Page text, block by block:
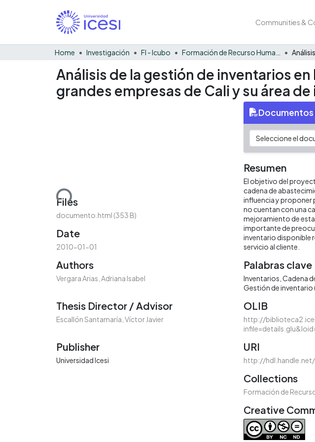
Communities &
Home Investigación FI - Icubo
Análisis de la gestión de inventarios
grandes empresas de Cali y su área
Loading...
Files
documento.html (353 B)
Date
2010-01-01
Authors
Vergara Arias, Adriana Isabel
Thesis Director / Advisor
Escallón Santamaría, Víctor Javier
Publisher
Universidad Icesi
Documentos
Resumen
El objetivo del
cadena de
influencia y proponer
no cuentan con una
mejoramiento de
importante de
inventario disponible
servicio al cliente.
Palabras clave
Inventarios Cadena
Gestión de inventario
OLIB
http://
URI
http://
Collections
Formación de
Creative